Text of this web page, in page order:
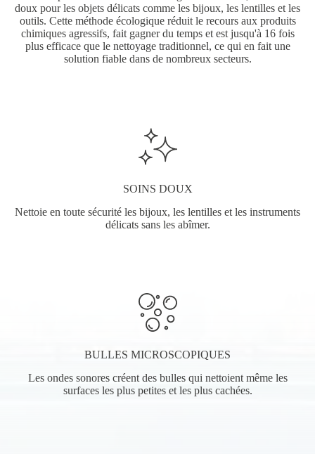
doux pour les objets délicats comme les bijoux, les lentilles et les
outils. Cette méthode écologique réduit le recours aux produits
chimiques agressifs, fait gagner du temps et est jusqu'à 16 fois
plus efficace que le nettoyage traditionnel, ce qui en fait une
solution fiable dans de nombreux secteurs.
SOINS DOUX
Nettoie en toute sécurité les bijoux, les lentilles et les instruments
délicats sans les abîmer.
BULLES MICROSCOPIQUES
Les ondes sonores créent des bulles qui nettoient même les
surfaces les plus petites et les plus cachées.